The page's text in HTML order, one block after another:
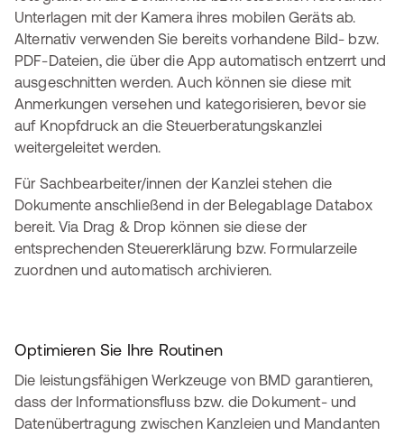
Unterlagen mit der Kamera ihres mobilen Geräts ab.
Alternativ verwenden Sie bereits vorhandene Bild- bzw.
PDF-Dateien, die über die App automatisch entzerrt und
ausgeschnitten werden. Auch können sie diese mit
Anmerkungen versehen und kategorisieren, bevor sie
auf Knopfdruck an die Steuerberatungskanzlei
weitergeleitet werden.
Für Sachbearbeiter/innen der Kanzlei stehen die
Dokumente anschließend in der Belegablage Databox
bereit. Via Drag & Drop können sie diese der
entsprechenden Steuererklärung bzw. Formularzeile
zuordnen und automatisch archivieren.
Optimieren Sie Ihre Routinen
Die leistungsfähigen Werkzeuge von BMD garantieren,
dass der Informationsfluss bzw. die Dokument- und
Datenübertragung zwischen Kanzleien und Mandanten